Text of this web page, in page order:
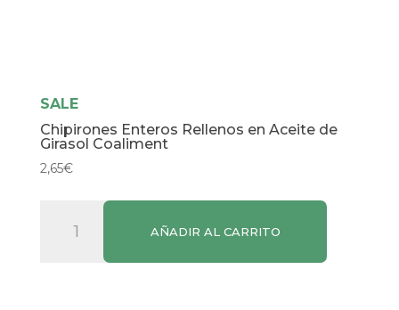
SALE
Chipirones Enteros Rellenos en Aceite de
Girasol Coaliment
2,65€
Enteros
AÑADIR AL CARRITO